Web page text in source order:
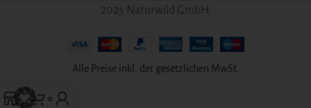
2025 Naturwild GmbH.
Alle Preise inkl. der gesetzlichen MwSt.
0